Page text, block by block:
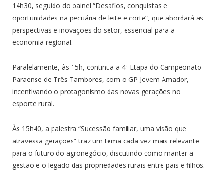
14h30, seguido do painel “Desafios, conquistas e
oportunidades na pecuária de leite e corte”, que abordará as
perspectivas e inovações do setor, essencial para a
economia regional.
Paralelamente, às 15h, continua a 4ª Etapa do Campeonato
Paraense de Três Tambores, com o GP Jovem Amador,
incentivando o protagonismo das novas gerações no
esporte rural.
Às 15h40, a palestra “Sucessão familiar, uma visão que
atravessa gerações” traz um tema cada vez mais relevante
para o futuro do agronegócio, discutindo como manter a
gestão e o legado das propriedades rurais entre pais e filhos.